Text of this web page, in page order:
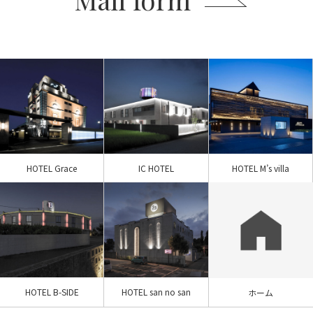
HOTEL Grace IC HOTEL HOTEL M’s villa
HOTEL B-SIDE HOTEL san no san ホーム